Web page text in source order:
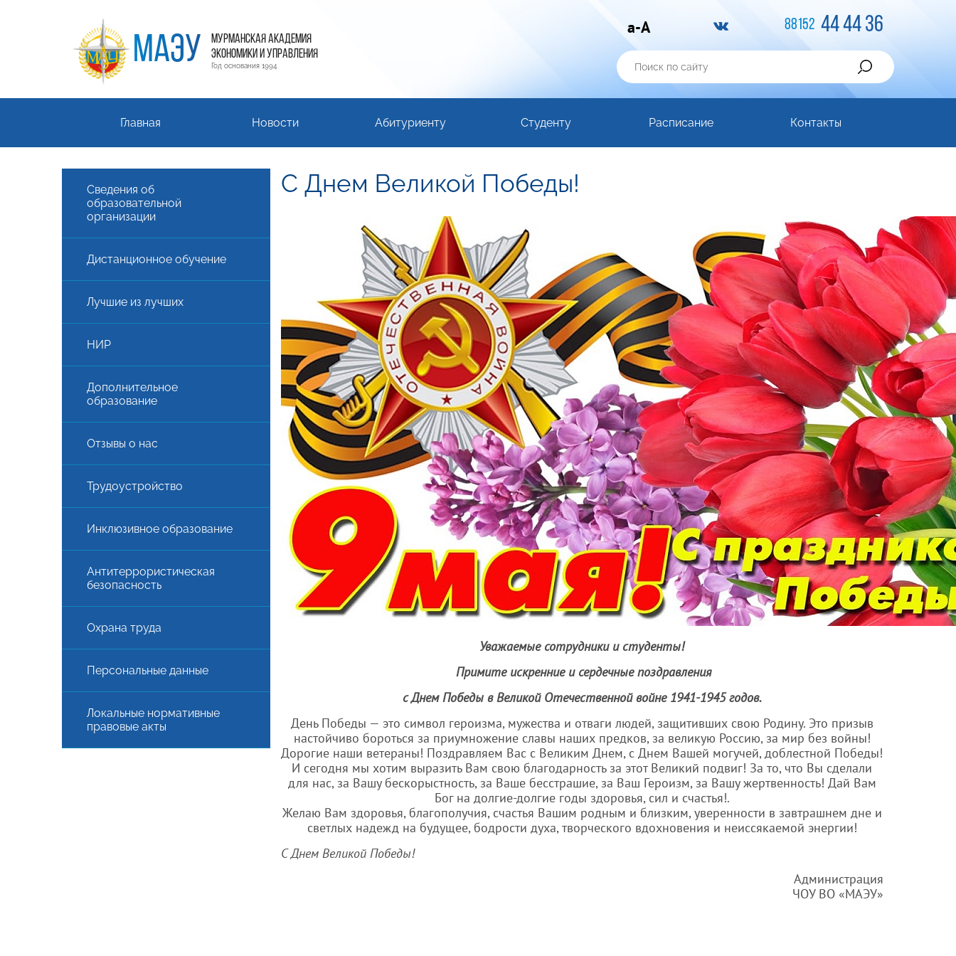
МАЭУ
МУРМАНСКАЯ АКАДЕМИЯ
ЭКОНОМИКИ И УПРАВЛЕНИЯ
Год основания 1994
a-A 88152 44 44 36
Главная Новости Абитуриенту Студенту Расписание Контакты
Сведения об
образовательной
организации
Дистанционное обучение
Лучшие из лучших
НИР
Дополнительное
образование
Отзывы о нас
Трудоустройство
Инклюзивное образование
Антитеррористическая
безопасность
Охрана труда
Персональные данные
Локальные нормативные
правовые акты
С Днем Великой Победы!
Уважаемые сотрудники и студенты!
Примите искренние и сердечные поздравления
с ДнемПобеды в Великой Отечественной войне 1941-1945 годов.
День Победы — это символ героизма, мужества и отваги людей, защитивших свою Родину. Это призыв
настойчиво бороться за приумножение славы наших предков, за великую Россию, за мир без войны!
Дорогие наши ветераны! Поздравляем Вас с Великим Днем, с Днем Вашей могучей, доблестной Победы!
И сегодня мы хотим выразить Вам свою благодарность за этот Великий подвиг! За то, что Вы сделали
для нас, за Вашу бескорыстность, за Ваше бесстрашие, за Ваш Героизм, за Вашу жертвенность! Дай Вам
Бог на долгие-долгие годы здоровья, сил и счастья!.
Желаю Вам здоровья, благополучия, счастья Вашим родным и близким, уверенности в завтрашнем дне и
светлых надежд на будущее, бодрости духа, творческого вдохновения и неиссякаемой энергии!
С Днем Великой Победы!
Администрация
ЧОУ ВО «МАЭУ»